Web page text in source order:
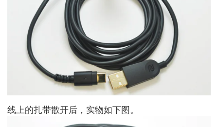
线上的扎带散开后，实物如下图。